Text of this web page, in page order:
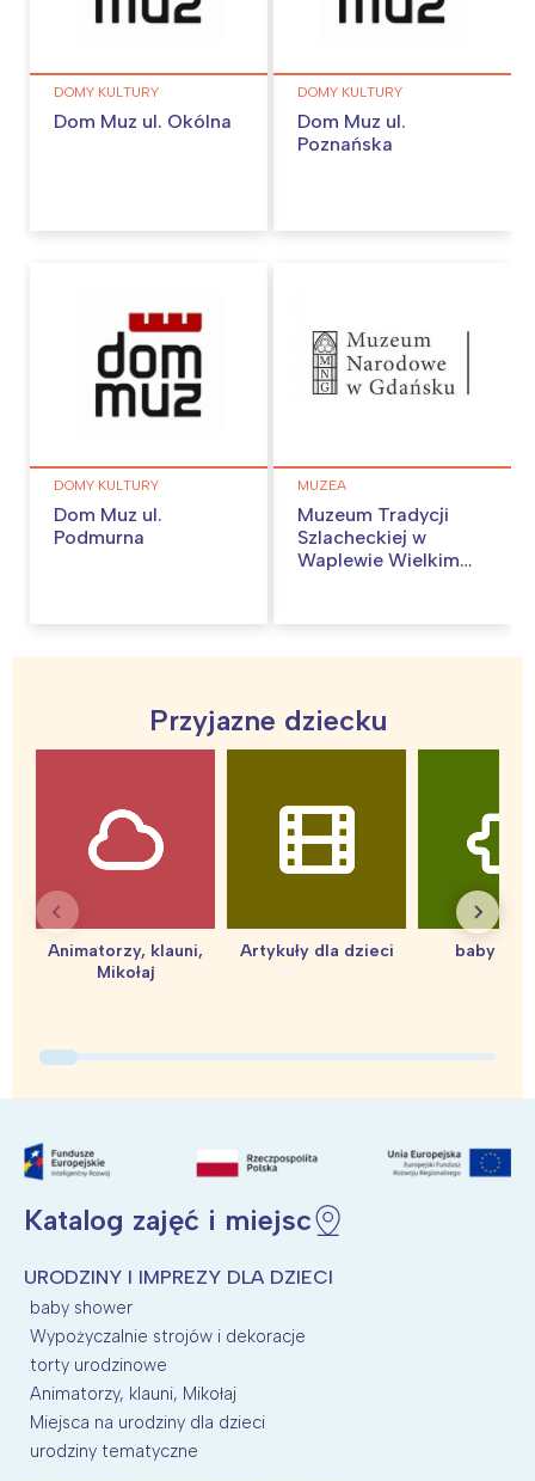
DOMY KULTURY
Dom Muz ul. Okólna
DOMY KULTURY
Dom Muz ul.
Poznańska
DOMY KULTURY
Dom Muz ul.
Podmurna
MUZEA
Muzeum Tradycji
Szlacheckiej w
Waplewie Wielkim
Przyjazne dziecku
Animatorzy, klauni,
Mikołaj
Artykuły dla dzieci baby
Katalog zajęć i miejsc
URODZINY I IMPREZY DLA DZIECI
baby shower
Wypożyczalnie strojów i dekoracje
torty urodzinowe
Animatorzy, klauni, Mikołaj
Miejsca na urodziny dla dzieci
urodziny tematyczne